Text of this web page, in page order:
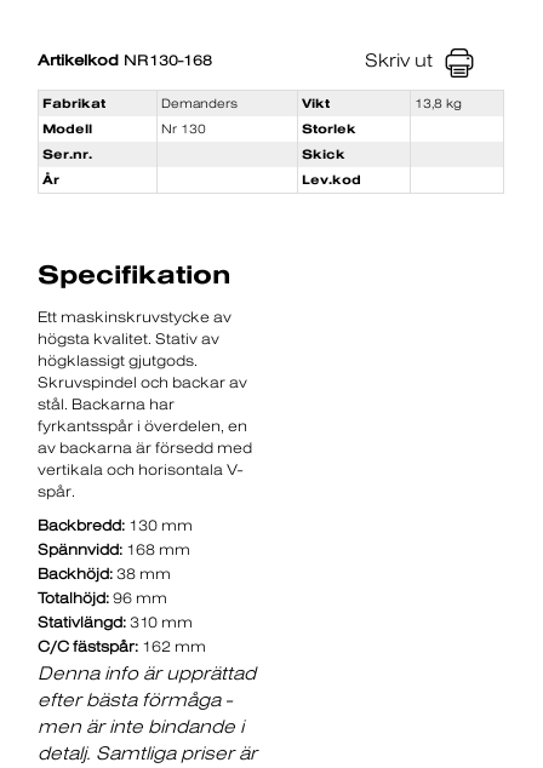
Artikelkod NR130-168 Skriv ut
Fabrikat Demanders Vikt
13,8 kg
Modell
Nr 130
Storlek
Ser.nr.
Skick
År
Lev.kod
Specifikation
Ett maskinskruvstycke av
högsta kvalitet. Stativ av
högklassigt gjutgods.
Skruvspindel och backar av
stål. Backarna har
fyrkantsspår i överdelen, en
av backarna är försedd med
vertikala och horisontala V-
spår.
Backbredd: 130 mm
Spännvidd: 168 mm
Backhöjd: 38 mm
Totalhöjd: 96 mm
Stativlängd: 310 mm
C/C fästspår: 162 mm
Denna info är upprättad
efter bästa förmåga -
men är inte bindande i
detalj. Samtliga priser är